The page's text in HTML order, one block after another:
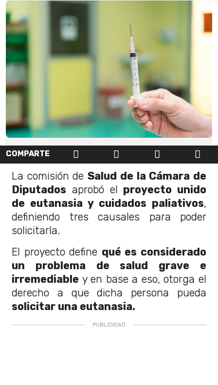
COMPARTE
La comisión deSalud de la Cámara de
Diputados aprobó el proyecto unido
de eutanasia y cuidados paliativos,
definiendo tres causales para poder
solicitarla.
El proyecto define qué es considerado
un problema de salud grave e
irremediable y en base a eso, otorga el
derecho a que dicha persona pueda
solicitar una eutanasia.